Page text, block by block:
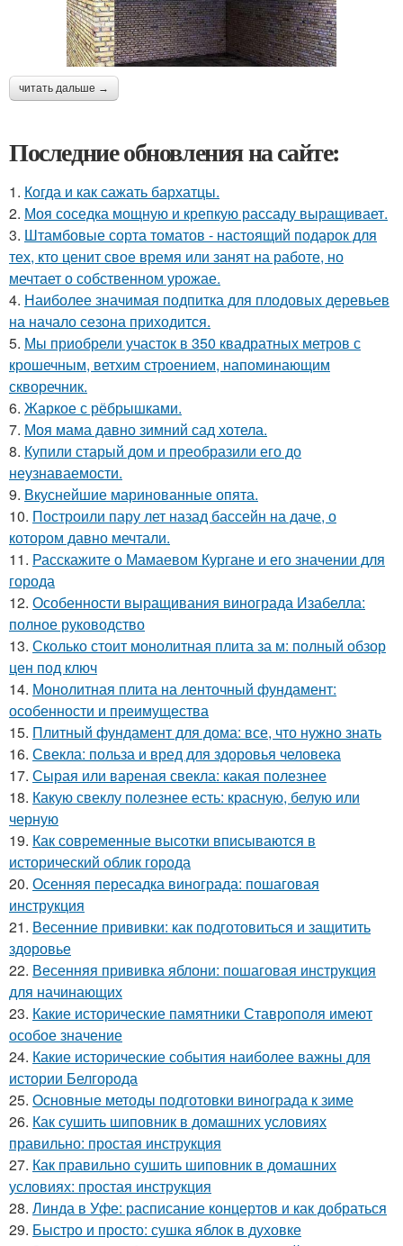
читать дальше →
Последние обновления на сайте:
1. Когда и как сажать бархатцы.
2. Моя соседка мощную и крепкую рассаду выращивает.
3. Штамбовые сорта томатов - настоящий подарок для
тех, кто ценит свое время или занят на работе, но
мечтает о собственном урожае.
4. Наиболее значимая подпитка для плодовых деревьев
на начало сезона приходится.
5. Мы приобрели участок в 350 квадратных метров с
крошечным, ветхим строением, напоминающим
скворечник.
6. Жаркое с рёбрышками.
7. Моя мама давно зимний сад хотела.
8. Купили старый дом и преобразили его до
неузнаваемости.
9. Вкуснейшие маринованные опята.
10. Построили пару лет назад бассейн на даче, о
котором давно мечтали.
11. Расскажите о Мамаевом Кургане и его значении для
города
12. Особенности выращивания винограда Изабелла:
полное руководство
13. Сколько стоит монолитная плита за м: полный обзор
цен под ключ
14. Монолитная плита на ленточный фундамент:
особенности и преимущества
15. Плитный фундамент для дома: все, что нужно знать
16. Свекла: польза и вред для здоровья человека
17. Сырая или вареная свекла: какая полезнее
18. Какую свеклу полезнее есть: красную, белую или
черную
19. Как современные высотки вписываются в
исторический облик города
20. Осенняя пересадка винограда: пошаговая
инструкция
21. Весенние прививки: как подготовиться и защитить
здоровье
22. Весенняя прививка яблони: пошаговая инструкция
для начинающих
23. Какие исторические памятники Ставрополя имеют
особое значение
24. Какие исторические события наиболее важны для
истории Белгорода
25. Основные методы подготовки винограда к зиме
26. Как сушить шиповник в домашних условиях
правильно: простая инструкция
27. Как правильно сушить шиповник в домашних
условиях: простая инструкция
28. Линда в Уфе: расписание концертов и как добраться
29. Быстро и просто: сушка яблок в духовке